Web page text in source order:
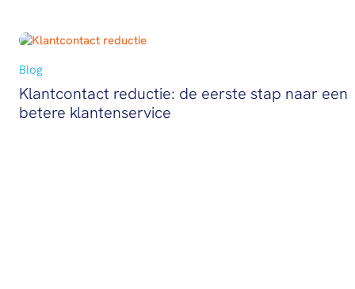
Blog
Klantcontact reductie: de eerste stap naar een
betere klantenservice